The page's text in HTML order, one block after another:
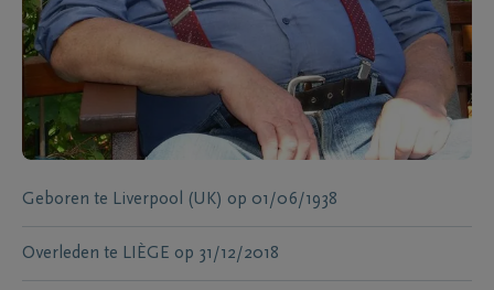
Geboren te Liverpool (UK) op 01/06/1938
Overleden te LIÈGE op 31/12/2018